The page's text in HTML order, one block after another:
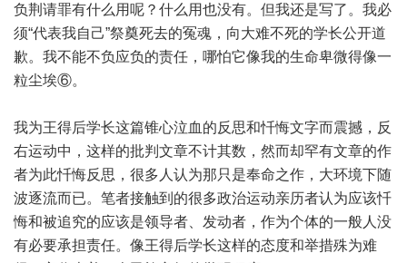
负荆请罪有什么用呢？什么用也没有。但我还是写了。我必
须“代表我自己”祭奠死去的冤魂，向大难不死的学长公开道
歉。我不能不负应负的责任，哪怕它像我的生命卑微得像一
粒尘埃⑥。
我为王得后学长这篇锥心泣血的反思和忏悔文字而震撼，反
右运动中，这样的批判文章不计其数，然而却罕有文章的作
者为此忏悔反思，很多人认为那只是奉命之作，大环境下随
波逐流而已。笔者接触到的很多政治运动亲历者认为应该忏
悔和被追究的应该是领导者、发动者，作为个体的一般人没
有必要承担责任。像王得后学长这样的态度和举措殊为难